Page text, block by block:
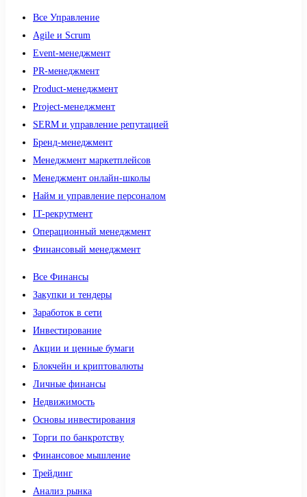
Все Управление
Agile и Scrum
Event-менеджмент
PR-менеджмент
Product-менеджмент
Project-менеджмент
SERM и управление репутацией
Бренд-менеджмент
Менеджмент маркетплейсов
Менеджмент онлайн-школы
Найм и управление персоналом
IT-рекрутмент
Операционный менеджмент
Финансовый менеджмент
Все Финансы
Закупки и тендеры
Заработок в сети
Инвестирование
Акции и ценные бумаги
Блокчейн и криптовалюты
Личные финансы
Недвижимость
Основы инвестирования
Торги по банкротству
Финансовое мышление
Трейдинг
Анализ рынка